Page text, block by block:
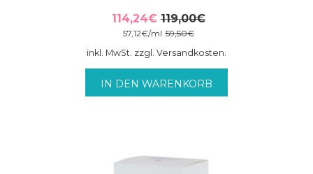
119,00€
Ursprünglicher
war:
119,00€
114,24€
Aktueller
ist:
114,24€.
59,50€
57,12€/ml
inkl. MwSt. zzgl. Versandkosten.
IN DEN WARENKORB